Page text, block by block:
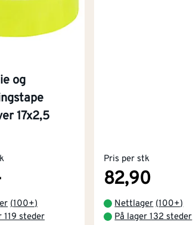
og
17x2,5
(100+)
119 steder
Pris per stk
82,90
Nettlager (100+)
På lager 132 steder